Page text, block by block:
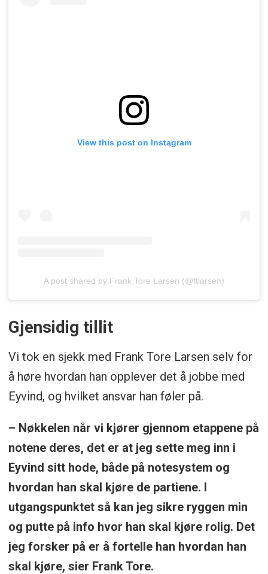
View this post on Instagram
A post shared by Frank Tore Larsen (@ftlarsen)
Gjensidig tillit
Vi tok en sjekk med Frank Tore Larsen selv for
å høre hvordan han opplever det å jobbe med
Eyvind, og hvilket ansvar han føler på.
– Nøkkelen når vi kjører gjennom etappene på
notene deres, det er at jeg sette meg inn i
Eyvind sitt hode, både på notesystem og
hvordan han skal kjøre de partiene. I
utgangspunktet så kan jeg sikre ryggen min
og putte på info hvor han skal kjøre rolig. Det
jeg forsker på er å fortelle han hvordan han
skal kjøre, sier Frank Tore.